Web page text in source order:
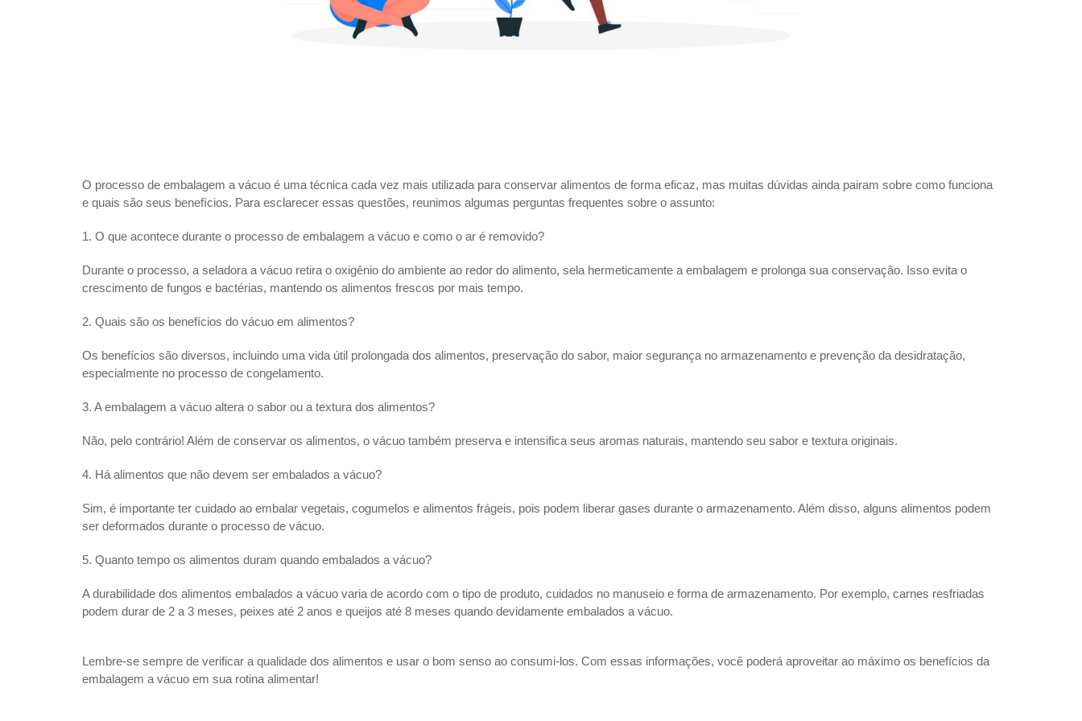
O processo de embalagem a vácuo é uma técnica cada vez mais utilizada para conservar alimentos de forma eficaz, mas muitas dúvidas ainda pairam sobre como funciona
e quais são seus benefícios. Para esclarecer essas questões, reunimos algumas perguntas frequentes sobre o assunto:
1. O que acontece durante o processo de embalagem a vácuo e como o ar é removido?
Durante o processo, a seladora a vácuo retira o oxigênio do ambiente ao redor do alimento, sela hermeticamente a embalagem e prolonga sua conservação. Isso evita o
crescimento de fungos e bactérias, mantendo os alimentos frescos por mais tempo.
2. Quais são os benefícios do vácuo em alimentos?
Os benefícios são diversos, incluindo uma vida útil prolongada dos alimentos, preservação do sabor, maior segurança no armazenamento e prevenção da desidratação,
especialmente no processo de congelamento.
3. A embalagem a vácuo altera o sabor ou a textura dos alimentos?
Não, pelo contrário! Além de conservar os alimentos, o vácuo também preserva e intensifica seus aromas naturais, mantendo seu sabor e textura originais.
4. Há alimentos que não devem ser embalados a vácuo?
Sim, é importante ter cuidado ao embalar vegetais, cogumelos e alimentos frágeis, pois podem liberar gases durante o armazenamento. Além disso, alguns alimentos podem
ser deformados durante o processo de vácuo.
5. Quanto tempo os alimentos duram quando embalados a vácuo?
A durabilidade dos alimentos embalados a vácuo varia de acordo com o tipo de produto, cuidados no manuseio e forma de armazenamento. Por exemplo, carnes resfriadas
podem durar de 2 a 3 meses, peixes até 2 anos e queijos até 8 meses quando devidamente embalados a vácuo.
Lembre-se sempre de verificar a qualidade dos alimentos e usar o bom senso ao consumi-los. Com essas informações, você poderá aproveitar ao máximo os benefícios da
embalagem a vácuo em sua rotina alimentar!